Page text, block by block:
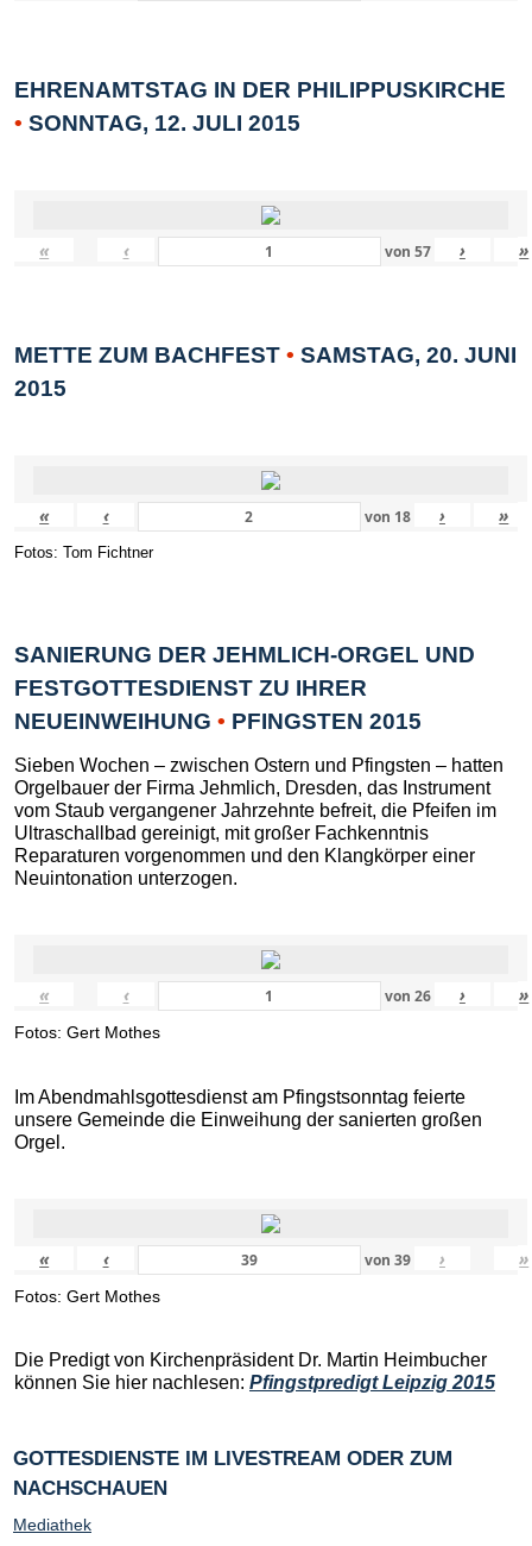
EHRENAMTSTAG IN DER PHILIPPUSKIRCHE
• SONNTAG, 12. JULI 2015
« ‹ von 57 › »
METTE ZUM BACHFEST • SAMSTAG, 20. JUNI
2015
« ‹ von 18 › »
Fotos: Tom Fichtner
SANIERUNG DER JEHMLICH-ORGEL UND
FESTGOTTESDIENST ZU IHRER
NEUEINWEIHUNG • PFINGSTEN 2015
Sieben Wochen – zwischen Ostern und Pfingsten – hatten
Orgelbauer der Firma Jehmlich, Dresden, das Instrument
vom Staub vergangener Jahrzehnte befreit, die Pfeifen im
Ultraschallbad gereinigt, mit großer Fachkenntnis
Reparaturen vorgenommen und den Klangkörper einer
Neuintonation unterzogen.
« ‹ von 26 › »
Fotos: Gert Mothes
Im Abendmahlsgottesdienst am Pfingstsonntag feierte
unsere Gemeinde die Einweihung der sanierten großen
Orgel.
« ‹ von 39 › »
Fotos: Gert Mothes
Die Predigt von Kirchenpräsident Dr. Martin Heimbucher
können Sie hier nachlesen: Pfingstpredigt Leipzig 2015
GOTTESDIENSTE IM LIVESTREAM ODER ZUM
NACHSCHAUEN
Mediathek